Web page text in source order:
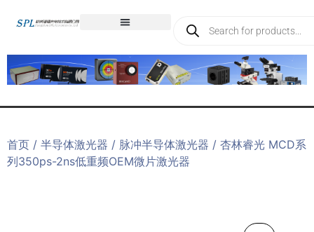
首页 / 半导体激光器 / 脉冲半导体激光器 / 杏林睿光 MCD系
列350ps-2ns低重频OEM微片激光器